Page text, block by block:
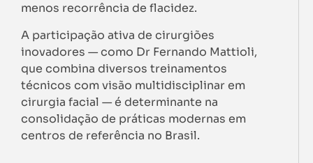
menos recorrência de flacidez.
A participação ativa de cirurgiões
inovadores — como Dr Fernando Mattioli,
que combina diversos treinamentos
técnicos com visão multidisciplinar em
cirurgia facial — é determinante na
consolidação de práticas modernas em
centros de referência no Brasil.